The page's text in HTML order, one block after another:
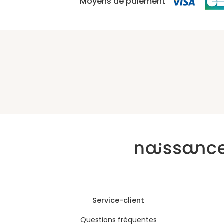
Service-client
Questions fréquentes